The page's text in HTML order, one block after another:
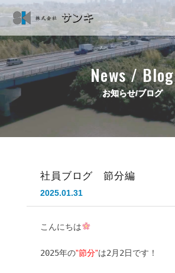
News / Blog
お知らせ/ブログ
社員ブログ 節分編
2025.01.31
こんにちは
2025年の”節分”は2月2日です！